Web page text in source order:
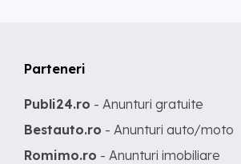
Parteneri
Publi24.ro - Anunturi gratuite
Bestauto.ro - Anunturi auto/moto
Romimo.ro - Anunturi imobiliare